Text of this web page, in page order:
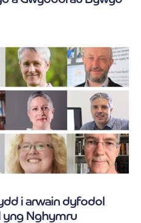
i arwain dyfodol
yng Nghymru